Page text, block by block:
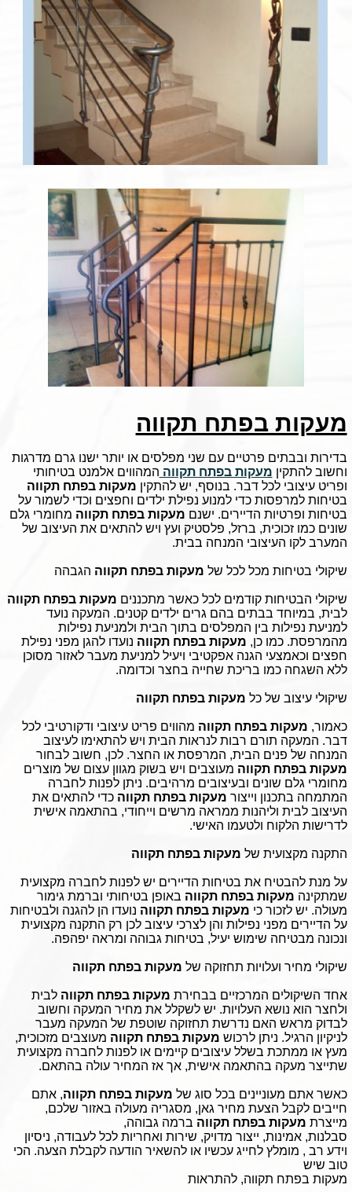
מעקות בפתח תקווה
בדירות ובבתים פרטיים עם שני מפלסים או יותר ישנו גרם מדרגות
וחשוב להתקין מעקות בפתח תקווה המהווים אלמנט בטיחותי
ופריט עיצובי לכל דבר. בנוסף, יש להתקין מעקות בפתח תקווה
בטיחות למרפסות כדי למנוע נפילת ילדים וחפצים וכדי לשמור על
בטיחות ופרטיות הדיירים. ישנם מעקות בפתח תקווה מחומרי גלם
שונים כמו זכוכית, ברזל, פלסטיק ועץ ויש להתאים את העיצוב של
המערב לקו העיצובי המנחה בבית.
שיקולי בטיחות מכל לכל של מעקות בפתח תקווה הגבהה
שיקולי הבטיחות קודמים לכל כאשר מתכננים מעקות בפתח תקווה
לבית, במיוחד בבתים בהם גרים ילדים קטנים. המעקה נועד
למניעת נפילות בין המפלסים בתוך הבית ולמניעת נפילות
מהמרפסת. כמו כן, מעקות בפתח תקווה נועדו להגן מפני נפילת
חפצים וכאמצעי הגנה אפקטיבי ויעיל למניעת מעבר לאזור מסוכן
ללא השגחה כמו בריכת שחייה בחצר וכדומה.
שיקולי עיצוב של כל מעקות בפתח תקווה
כאמור, מעקות בפתח תקווה מהווים פריט עיצובי ודקורטיבי לכל
דבר. המעקה תורם רבות לנראות הבית ויש להתאימו לעיצוב
המנחה של פנים הבית, המרפסת או החצר. לכן, חשוב לבחור
מעקות בפתח תקווה מעוצבים ויש בשוק מגוון עצום של מוצרים
מחומרי גלם שונים ובעיצובים מרהיבים. ניתן לפנות לחברה
המתמחה בתכנון וייצור מעקות בפתח תקווהכדי להתאים את
העיצוב לבית וליהנות ממראה מרשים וייחודי, בהתאמה אישית
לדרישות הלקוח ולטעמו האישי.
התקנה מקצועית של מעקות בפתח תקווה
על מנת להבטיח את בטיחות הדיירים יש לפנות לחברה מקצועית
שמתקינה מעקות בפתח תקווה באופן בטיחותי וברמת גימור
מעולה. יש לזכור כי מעקות בפתח תקווה נועדו הן להגנה ולבטיחות
על הדיירים מפני נפילות והן לצרכי עיצוב לכן רק התקנה מקצועית
ונכונה מבטיחה שימוש יעיל, בטיחות גבוהה ומראה יפהפה.
שיקולי מחיר ועלויות תחזוקה של מעקות בפתח תקווה
אחד השיקולים המרכזיים בבחירת מעקות בפתח תקווהלבית
ולחצר הוא נושא העלויות. יש לשקלל את מחיר המעקה וחשוב
לבדוק מראש האם נדרשת תחזוקה שוטפת של המעקה מעבר
לניקיון הרגיל. ניתן לרכוש מעקות בפתח תקווה מעוצבים מזכוכית,
מעץ או ממתכת בשלל עיצובים קיימים או לפנות לחברה מקצועית
שתייצר מעקה בהתאמה אישית, אך אז המחיר עולה בהתאם.
כאשר אתם מעוניינים בכל סוג של מעקות בפתח תקווה, אתם
חייבים לקבל הצעת מחיר גאן, מסגריה מעולה באזור שלכם,
מייצרת מעקות בפתח תקווה ברמה גבוהה,
סבלנות, אמינות, ייצור מדויק, שירות ואחריות לכל לעבודה, ניסיון
וידע רב , מומלץ לחייג עכשיו או להשאיר הודעה לקבלת הצעה. הכי
טוב שיש
מעקות בפתח תקווה, להתראות